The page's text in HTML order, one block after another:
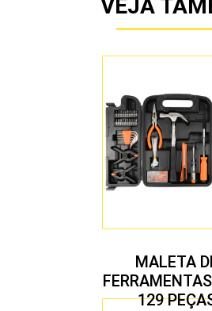
VEJA
MALETA
129